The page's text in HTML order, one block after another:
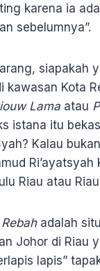
karena ia
sebelumnya”.
siapakah
kawasan Kota
Lama atau
istana itu
Kalau
Ri’ayatsyah
Riau atau
adalah
Johor di Riau
lapis”